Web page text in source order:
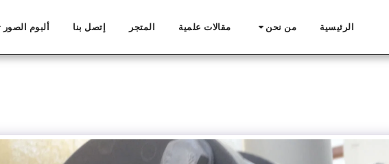
الرئيسية من نحن مقالات علمية المتجر إتصل بنا ألبوم الصور